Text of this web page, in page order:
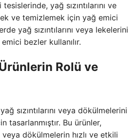
yağ sızıntılarını ve
ve temizlemek için yağ emici
yağ sızıntılarını veya lekelerini
bezler kullanılır.
Rolü ve
sızıntılarını veya dökülmelerini
tasarlanmıştır. Bu ürünler,
veya dökülmelerin hızlı ve etkili